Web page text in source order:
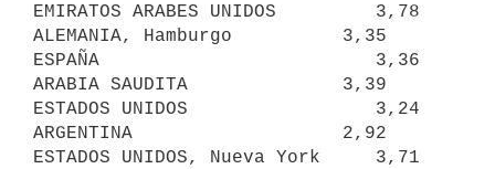
EMIRATOS ARABES UNIDOS         3,78
ALEMANIA, Hamburgo          3,35
ESPAÑA                         3,36
ARABIA SAUDITA              3,39
ESTADOS UNIDOS                 3,24
ARGENTINA                   2,92
ESTADOS UNIDOS, Nueva York     3,71